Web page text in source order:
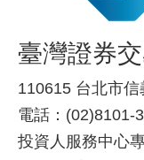
臺灣證券
110615 台北市
電話：(02)8101-
投資人服務中心